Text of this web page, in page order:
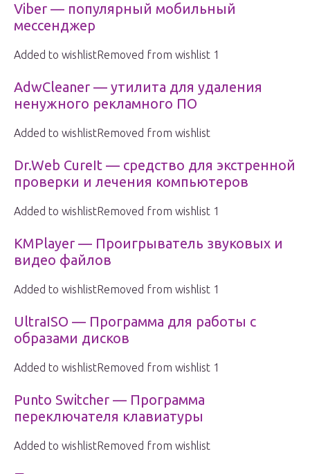
Viber — популярный мобильный
мессенджер
Added to wishlistRemoved from wishlist 1
AdwCleaner — утилита для удаления
ненужного рекламного ПО
Added to wishlistRemoved from wishlist
Dr.Web CureIt — средство для экстренной
проверки и лечения компьютеров
Added to wishlistRemoved from wishlist 1
KMPlayer — Проигрыватель звуковых и
видео файлов
Added to wishlistRemoved from wishlist 1
UltraISO — Программа для работы с
образами дисков
Added to wishlistRemoved from wishlist 1
Punto Switcher — Программа
переключателя клавиатуры
Added to wishlistRemoved from wishlist